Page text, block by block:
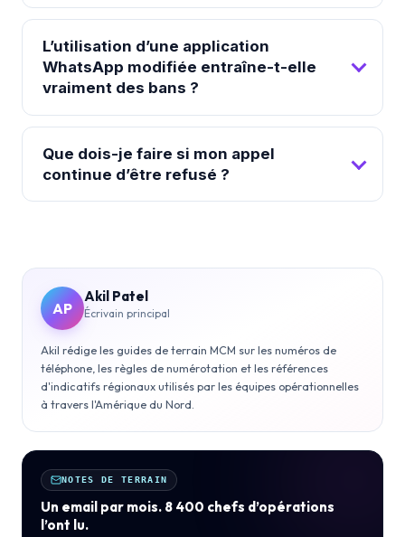
L’utilisation d’une application
WhatsApp modifiée entraîne-t-elle
vraiment des bans ?
Que dois-je faire si mon appel
continue d’être refusé ?
AP
Akil Patel
Écrivain principal
Akil rédige les guides de terrain MCM sur les numéros de
téléphone, les règles de numérotation et les références
d'indicatifs régionaux utilisés par les équipes opérationnelles
à travers l'Amérique du Nord.
NOTES DE TERRAIN
Un email par mois. 8 400 chefs d’opérations
l’ont lu.